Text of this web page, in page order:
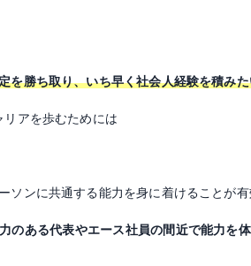
を勝ち取り、いち早く社会人経験を積み
アを歩むためには
ソンに共通する能力を身に着けることが有
のある代表やエース社員の間近で能力を